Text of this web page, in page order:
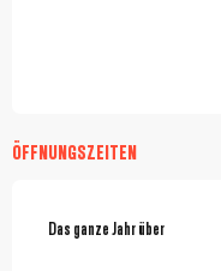
ÖFFNUNGSZEITEN
Das ganze Jahr über
Das ganze Jahr über